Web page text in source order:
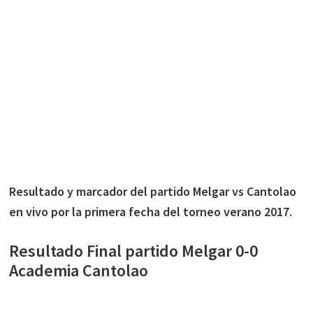
Resultado y marcador del partido Melgar vs Cantolao
en vivo por la primera fecha del torneo verano 2017.
Resultado Final partido Melgar 0-0
Academia Cantolao